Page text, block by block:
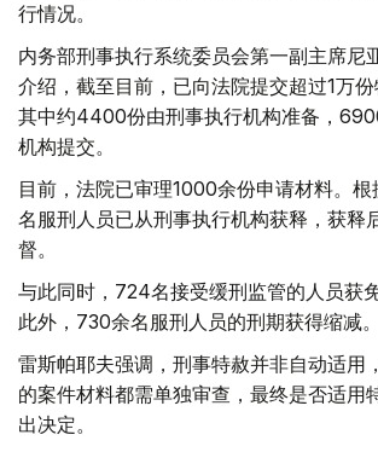
行情况。
内务部刑事执行系统委员会第一副主席尼
介绍，截至目前，已向法院提交超过1万份
其中约4400份由刑事执行机构准备，
机构提交。
目前，法院已审理1000余份申请材料。
名服刑人员已从刑事执行机构获释，获释
督。
与此同时，724名接受缓刑监管的人员获
此外，730余名服刑人员的刑期获得缩减。
雷斯帕耶夫强调，刑事特赦并非自动适用
的案件材料都需单独审查，最终是否适用
出决定。